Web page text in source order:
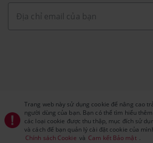
Trang web này sử dụng cookie để nâng cao
người dùng của bạn. Bạn có thể tìm hiểu
các loại cookie được thu thập, mục đích sử
và cách để bạn quản lý cài đặt cookie của
Chính sách Cookie và Cam kết Bảo mật .